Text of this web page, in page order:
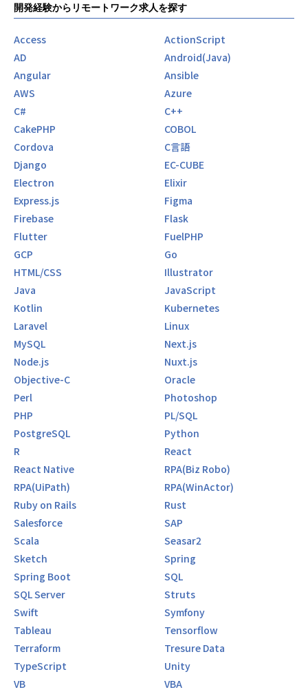
開発経験からリモートワーク求人を探す
Access
ActionScript
AD
Android(Java)
Angular
Ansible
AWS
Azure
C#
C++
CakePHP
COBOL
Cordova
C言語
Django
EC-CUBE
Electron
Elixir
Express.js
Figma
Firebase
Flask
Flutter
FuelPHP
GCP
Go
HTML/CSS
Illustrator
Java
JavaScript
Kotlin
Kubernetes
Laravel
Linux
MySQL
Next.js
Node.js
Nuxt.js
Objective-C
Oracle
Perl
Photoshop
PHP
PL/SQL
PostgreSQL
Python
R
React
React Native
RPA(Biz Robo)
RPA(UiPath)
RPA(WinActor)
Ruby on Rails
Rust
Salesforce
SAP
Scala
Seasar2
Sketch
Spring
Spring Boot
SQL
SQL Server
Struts
Swift
Symfony
Tableau
Tensorflow
Terraform
Tresure Data
TypeScript
Unity
VB
VBA